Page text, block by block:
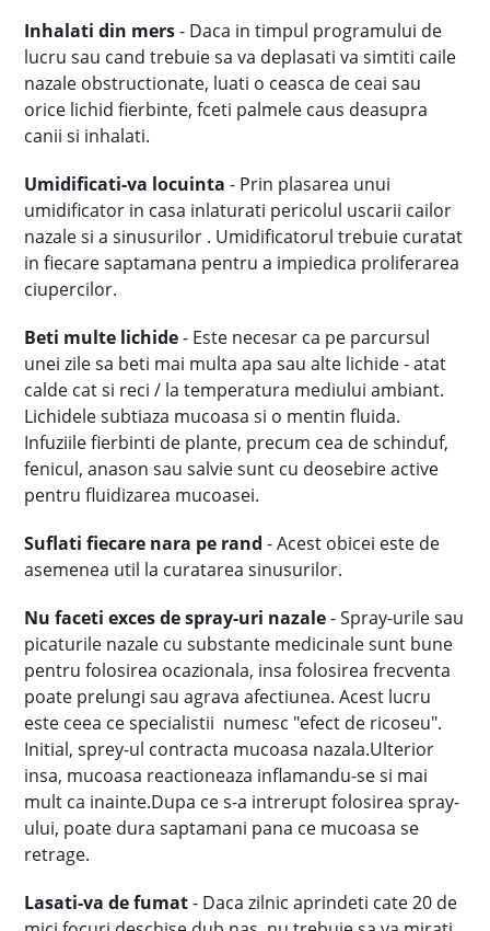
Inhalati din mers- Daca in timpul programului de
lucru sau cand trebuie sa va deplasati va simtiti caile
nazale obstructionate, luati o ceasca de ceai sau
orice lichid fierbinte, fceti palmele caus deasupra
canii si inhalati.
Umidificati-va locuinta - Prin plasarea unui
umidificator in casa inlaturati pericolul uscarii cailor
nazale si a sinusurilor . Umidificatorul trebuie curatat
in fiecare saptamana pentru a impiedica proliferarea
ciupercilor.
Beti multe lichide- Este necesar ca pe parcursul
unei zile sa beti mai multa apa sau alte lichide - atat
calde cat si reci / la temperatura mediului ambiant.
Lichidele subtiaza mucoasa si o mentin fluida.
Infuziile fierbinti de plante, precum cea de schinduf,
fenicul, anason sau salvie sunt cu deosebire active
pentru fluidizarea mucoasei.
Suflati fiecare nara pe rand - Acest obicei este de
asemenea util la curatarea sinusurilor.
Nu faceti exces de spray-uri nazale- Spray-urile sau
picaturile nazale cu substante medicinale sunt bune
pentru folosirea ocazionala, insa folosirea frecventa
poate prelungi sau agrava afectiunea. Acest lucru
este ceea ce specialistii numesc "efect de ricoseu".
Initial, sprey-ul contracta mucoasa nazala.Ulterior
insa, mucoasa reactioneaza inflamandu-se si mai
mult ca inainte.Dupa ce s-a intrerupt folosirea spray-
ului, poate dura saptamani pana ce mucoasa se
retrage.
Lasati-va de fumat- Daca zilnic aprindeti cate 20 de